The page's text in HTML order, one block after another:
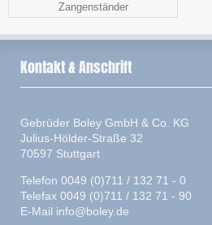
Zangenständer
Kontakt & Anschrift
Gebrüder Boley GmbH & Co. KG
Julius-Hölder-Straße 32
70597 Stuttgart
Telefon 0049 (0)711 / 132 71 - 0
Telefax 0049 (0)711 / 132 71 - 90
E-Mail info@boley.de